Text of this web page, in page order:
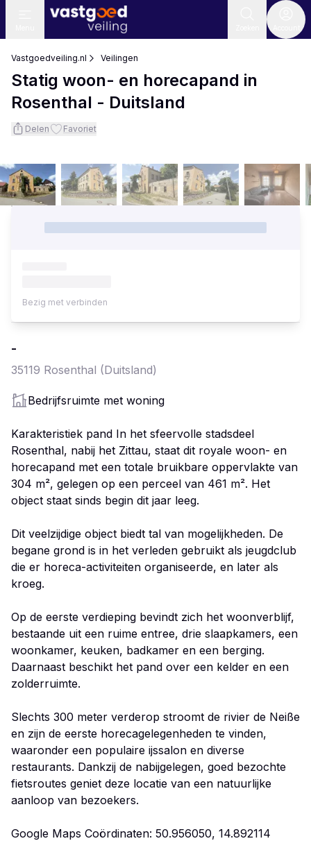
Vastgoedveiling.nl Veilingen
Statig woon- en horecapand in
Rosenthal - Duitsland
Delen Favoriet
-
35119 Rosenthal (Duitsland)
Bedrijfsruimte met woning
Karakteristiek pand In het sfeervolle stadsdeel
Rosenthal, nabij het Zittau, staat dit royale woon- en
horecapand met een totale bruikbare oppervlakte van
304 m², gelegen op een perceel van 461 m². Het
object staat sinds begin dit jaar leeg.
Dit veelzijdige object biedt tal van mogelijkheden. De
begane grond is in het verleden gebruikt als jeugdclub
die er horeca-activiteiten organiseerde, en later als
kroeg.
Op de eerste verdieping bevindt zich het woonverblijf,
bestaande uit een ruime entree, drie slaapkamers, een
woonkamer, keuken, badkamer en een berging.
Daarnaast beschikt het pand over een kelder en een
zolderruimte.
Slechts 300 meter verderop stroomt de rivier de Neiße
en zijn de eerste horecagelegenheden te vinden,
waaronder een populaire ijssalon en diverse
restaurants. Dankzij de nabijgelegen, goed bezochte
fietsroutes geniet deze locatie van een natuurlijke
aanloop van bezoekers.
Google Maps Coördinaten: 50.956050, 14.892114
Bezig met verbinden